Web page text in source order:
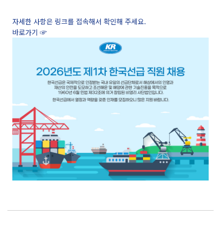
자세한 사항은 링크를 접속해서 확인해 주세요.
바로가기 ☞